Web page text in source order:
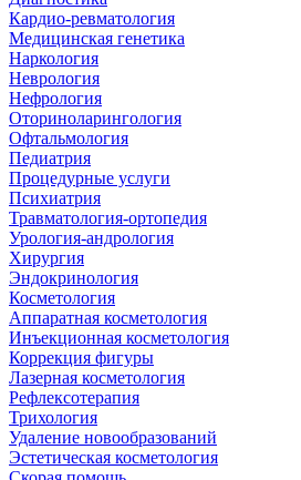
Кардио-ревматология
Медицинская генетика
Наркология
Неврология
Нефрология
Оториноларингология
Офтальмология
Педиатрия
Процедурные услуги
Психиатрия
Травматология-ортопедия
Урология-андрология
Хирургия
Эндокринология
Косметология
Аппаратная косметология
Инъекционная косметология
Коррекция фигуры
Лазерная косметология
Рефлексотерапия
Трихология
Удаление новообразований
Эстетическая косметология